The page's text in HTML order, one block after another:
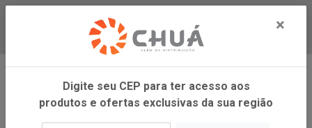
Baixe já nosso APP
0
×
Digite seu CEP para ter acesso aos
produtos e ofertas exclusivas da sua região